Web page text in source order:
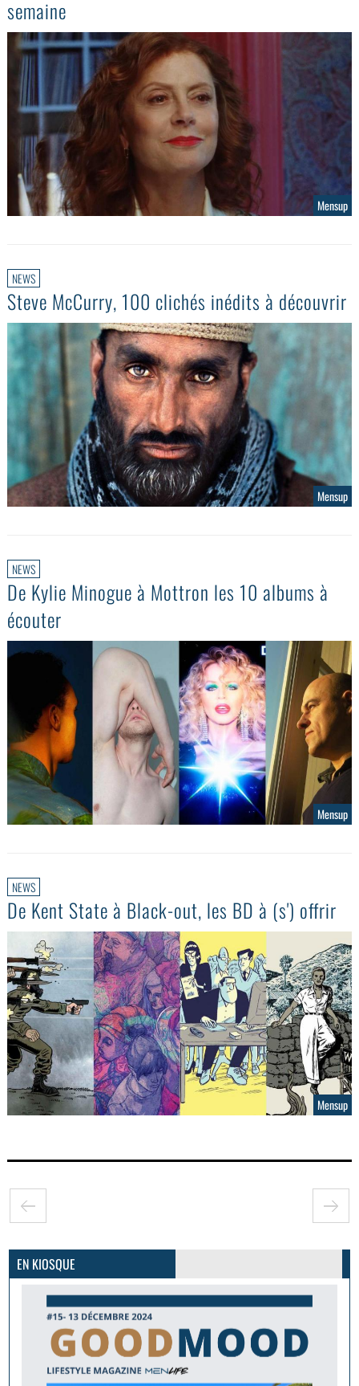
semaine
Mensup
NEWS
Steve McCurry, 100 clichés inédits à découvrir
Mensup
NEWS
De Kylie Minogue à Mottron les 10 albums à
écouter
Mensup
NEWS
De Kent State à Black-out, les BD à (s') offrir
Mensup
EN KIOSQUE PLUS D'INFOS